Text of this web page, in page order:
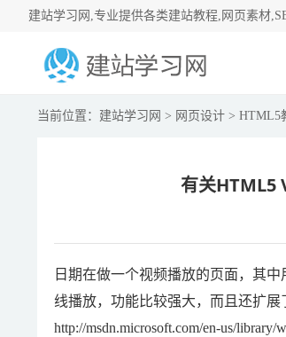
建站学习网,专业提供各类建站教程,网页素材
当前位置： 建站学习网 > 网页设计 > HTML5
有关
日期在做一个视频播放的页面，其
线播放，功能比较强大，而且还扩展
http://msdn.microsoft.com/en-us/library/